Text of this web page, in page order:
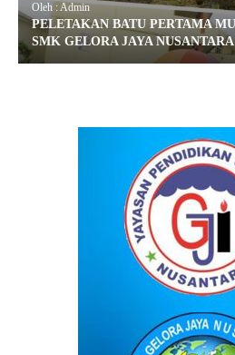
Oleh : Admin
PELETAKAN BATU PERTAMA
SMK GELORA JAYA